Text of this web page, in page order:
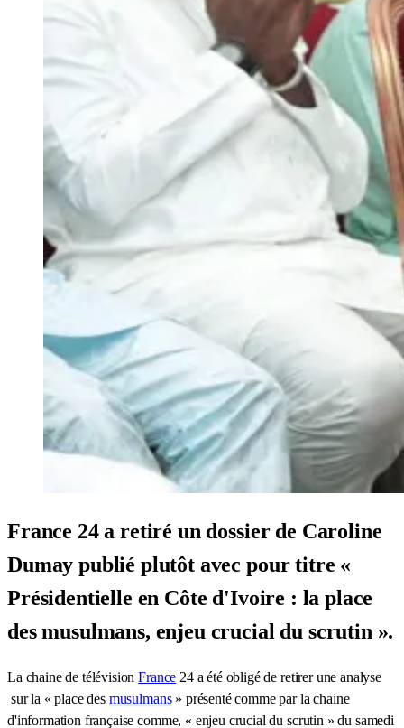
France 24 a retiré un dossier de Caroline
Dumay publié plutôt avec pour titre «
Présidentielle en Côte d'Ivoire : la place
des musulmans, enjeu crucial du scrutin ».
La chaine de télévisionFrance 24 a été obligé de retirer une analyse
sur la « place des musulmans» présenté comme par la chaine
d'information française comme, « enjeu crucial du scrutin » du samedi